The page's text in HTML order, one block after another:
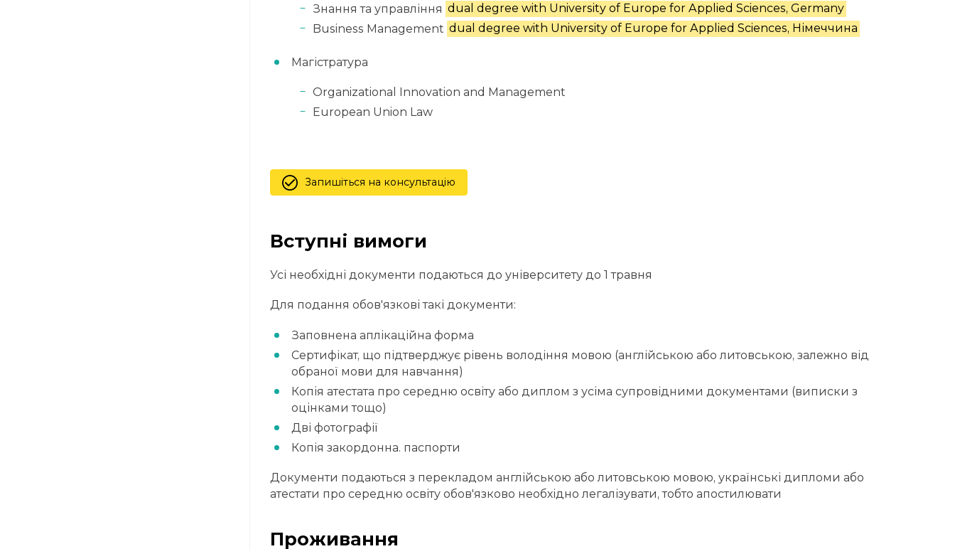
Знання та управління dual degree with University of Europe for Applied Sciences, Germany
Business Management dual degree with University of Europe for Applied Sciences, Німеччина
Магістратура
Organizational Innovation and Management
European Union Law
Запишіться на консультацію
Вступні вимоги
Усі необхідні документи подаються до університету до 1 травня
Для подання обов'язкові такі документи:
Заповнена аплікаційна форма
Сертифікат, що підтверджує рівень володіння мовою (англійською або литовською, залежно від
обраної мови для навчання)
Копія атестата про середню освіту або диплом з усіма супровідними документами (виписки з
оцінками тощо)
Дві фотографії
Копія закордонна. паспорти
Документи подаються з перекладом англійською або литовською мовою, українські дипломи або
атестати про середню освіту обов'язково необхідно легалізувати, тобто апостилювати
Проживання